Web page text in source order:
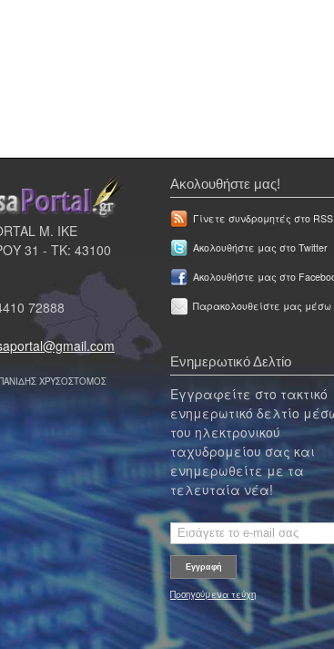
Μ. ΙΚΕ
31 - ΤΚ: 43100
72888
ΧΡΥΣΟΣΤΟΜΟΣ
Ακολουθήστε μας!
Γίνετε συνδρομητές στο
Ακολουθήστε μας στο Twitter
Ακολουθήστε μας στο
Παρακολουθείστε μας μέσω
Ενημερωτικό Δελτίο
Εγγραφείτε στο τακτικό
ενημερωτικό δελτίο
του ηλεκτρονικού
ταχυδρομείου σας και
ενημερωθείτε με τα
τελευταία νέα!
Προηγούμενα τεύχη